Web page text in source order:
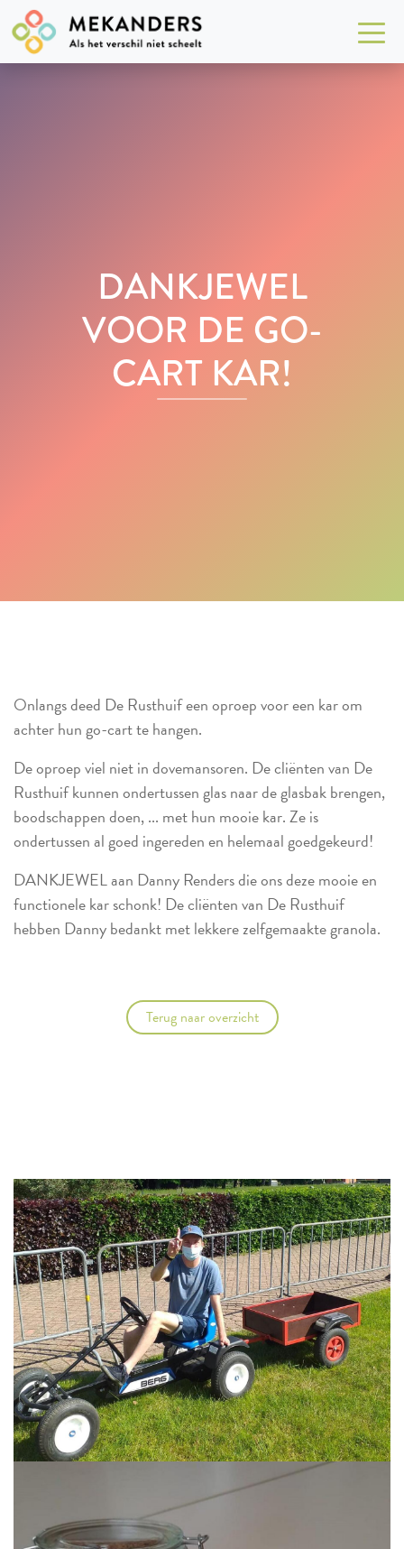
DANKJEWEL
VOOR DE GO-
CART KAR!
Onlangs deed De Rusthuif een oproep voor een kar om
achter hun go-cart te hangen.
De oproep viel niet in dovemansoren. De cliënten van De
Rusthuif kunnen ondertussen glas naar de glasbak brengen,
boodschappen doen, ... met hun mooie kar. Ze is
ondertussen al goed ingereden en helemaal goedgekeurd!
DANKJEWEL aan Danny Renders die ons deze mooie en
functionele kar schonk! De cliënten van De Rusthuif
hebben Danny bedankt met lekkere zelfgemaakte granola.
Terug naar overzicht